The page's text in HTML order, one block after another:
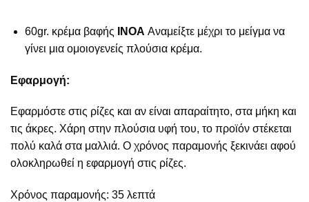
60gr. κρέμα βαφής ΙΝΟΑ Αναμείξτε μέχρι το μείγμα να
γίνει μια ομοιογενείς πλούσια κρέμα.
Εφαρμογή:
Εφαρμόστε στις ρίζες και αν είναι απαραίτητο, στα μήκη και
τις άκρες. Χάρη στην πλούσια υφή του, το προϊόν στέκεται
πολύ καλά στα μαλλιά. Ο χρόνος παραμονής ξεκινάει αφού
ολοκληρωθεί η εφαρμογή στις ρίζες.
Χρόνος παραμονής: 35 λεπτά